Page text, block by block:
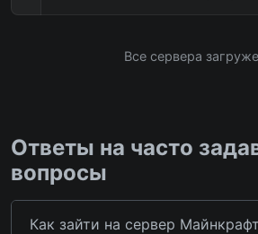
Все сервера
Ответы на часто
вопросы
Как зайти на сервер